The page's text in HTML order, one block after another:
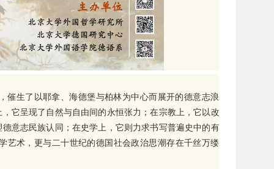
生了以耶拿、海德堡与柏林为中心而展开的德意志浪漫主
它呈现了自然与自由间的永恒张力；在宗教上，它以改宗现
意志民族认同；在史学上，它则力求书写普遍史中的有机共
术，更与二十世纪的德国社会政治思潮存在千丝万缕的关